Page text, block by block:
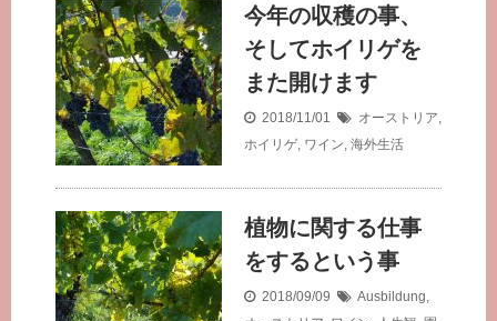
今年の収穫の事、
そしてホイリゲを
また開けます
2018/11/01 オーストリア,
ホイリゲ, ワイン, 海外生活
植物に関する仕事
をするという事
2018/09/09 Ausbildung,